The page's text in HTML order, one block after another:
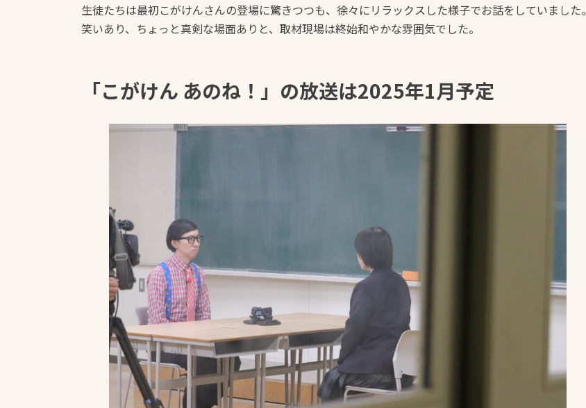
生徒たちは最初こがけんさんの登場に驚きつつも、徐々にリラックスした様子でお話をしていました。
笑いあり、ちょっと真剣な場面ありと、取材現場は終始和やかな雰囲気でした。
「こがけん あのね！」の放送は2025年1月予定